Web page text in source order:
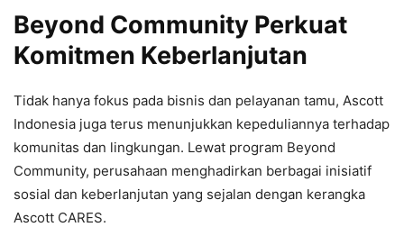
Beyond Community Perkuat
Komitmen Keberlanjutan
Tidak hanya fokus pada bisnis dan pelayanan tamu, Ascott
Indonesia juga terus menunjukkan kepeduliannya terhadap
komunitas dan lingkungan. Lewat program Beyond
Community, perusahaan menghadirkan berbagai inisiatif
sosial dan keberlanjutan yang sejalan dengan kerangka
Ascott CARES.